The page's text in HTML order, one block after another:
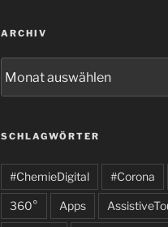
ARCHIV
SCHLAGWÖRTER
#ChemieDigital #Corona
360° Apps